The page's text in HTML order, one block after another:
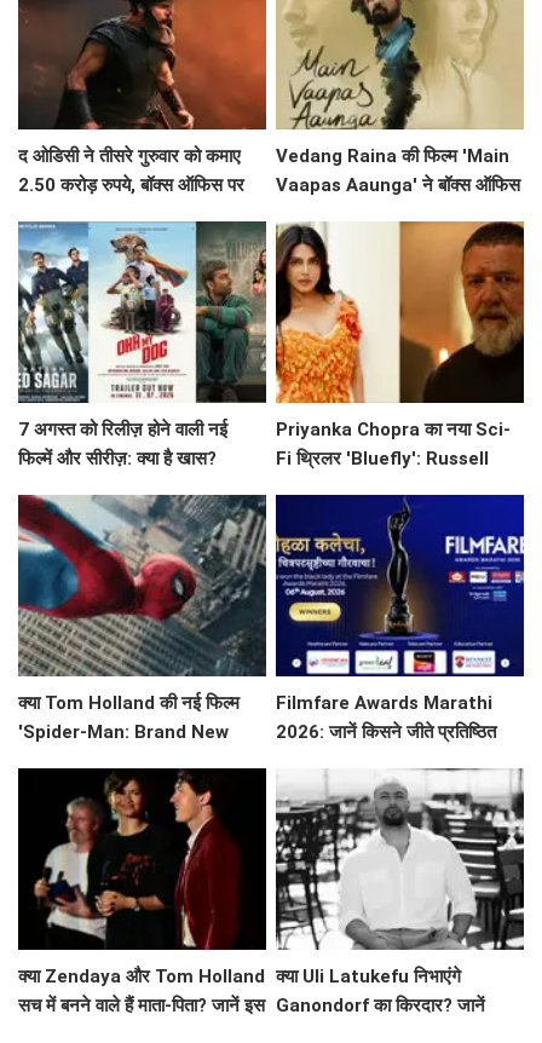
द ओडिसी ने तीसरे गुरुवार को कमाए
2.50 करोड़ रुपये, बॉक्स ऑफिस पर
Vedang Raina की फिल्म 'Main
Vaapas Aaunga' ने बॉक्स ऑफिस
ने!
7 अगस्त को रिलीज़ होने वाली नई
फिल्में और सीरीज़: क्या है खास?
Priyanka Chopra का नया Sci-
Fi थ्रिलर 'Bluefly': Russell
क्या Tom Holland की नई फिल्म
'Spider-Man: Brand New
रही है रिकॉर्ड?
Filmfare Awards Marathi
2026: जानें किसने जीते प्रतिष्ठित
क्या Zendaya और Tom Holland
सच में बनने वाले हैं माता-पिता? जानें इस
क्या Uli Latukefu निभाएंगे
Ganondorf का किरदार? जानें